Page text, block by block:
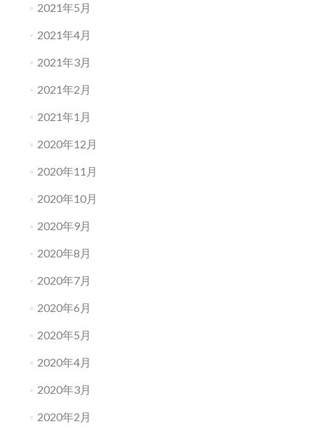
2021年5月
2021年4月
2021年3月
2021年2月
2021年1月
2020年12月
2020年11月
2020年10月
2020年9月
2020年8月
2020年7月
2020年6月
2020年5月
2020年4月
2020年3月
2020年2月